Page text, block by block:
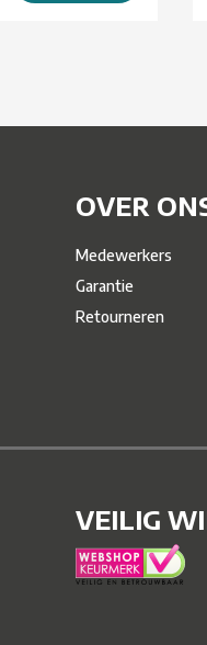
OVER
Medewerkers
Garantie
Retourneren
VEILIG